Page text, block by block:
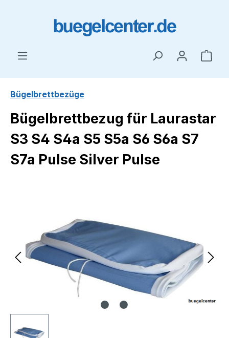
Bügelbrettbezüge
Bügelbrettbezug für Laurastar
S3 S4 S4a S5 S5a S6 S6a S7
S7a Pulse Silver Pulse